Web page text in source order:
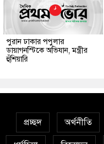
পুরান ঢাকার পপুলার
ডায়াগনস্টিকে অভিযান, মন্ত্রীর
হুঁশিয়ারি
প্রচ্ছদ অর্থনীতি